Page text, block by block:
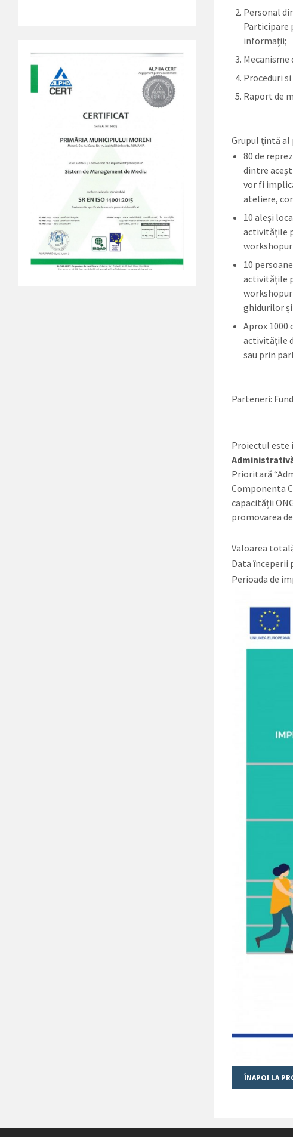
Personal
Participare
informații;
Proceduri
Raport de
Grupul țintă
80 de
dintre
vor fi
ateliere,
10 aleși
activitățile
10
activitățile
ghidurilor
Aprox
activitățile
sau prin
Parteneri:
Proiectul este
Prioritară
Componenta
capacității
promovarea
Valoarea
Data începerii
Perioada de